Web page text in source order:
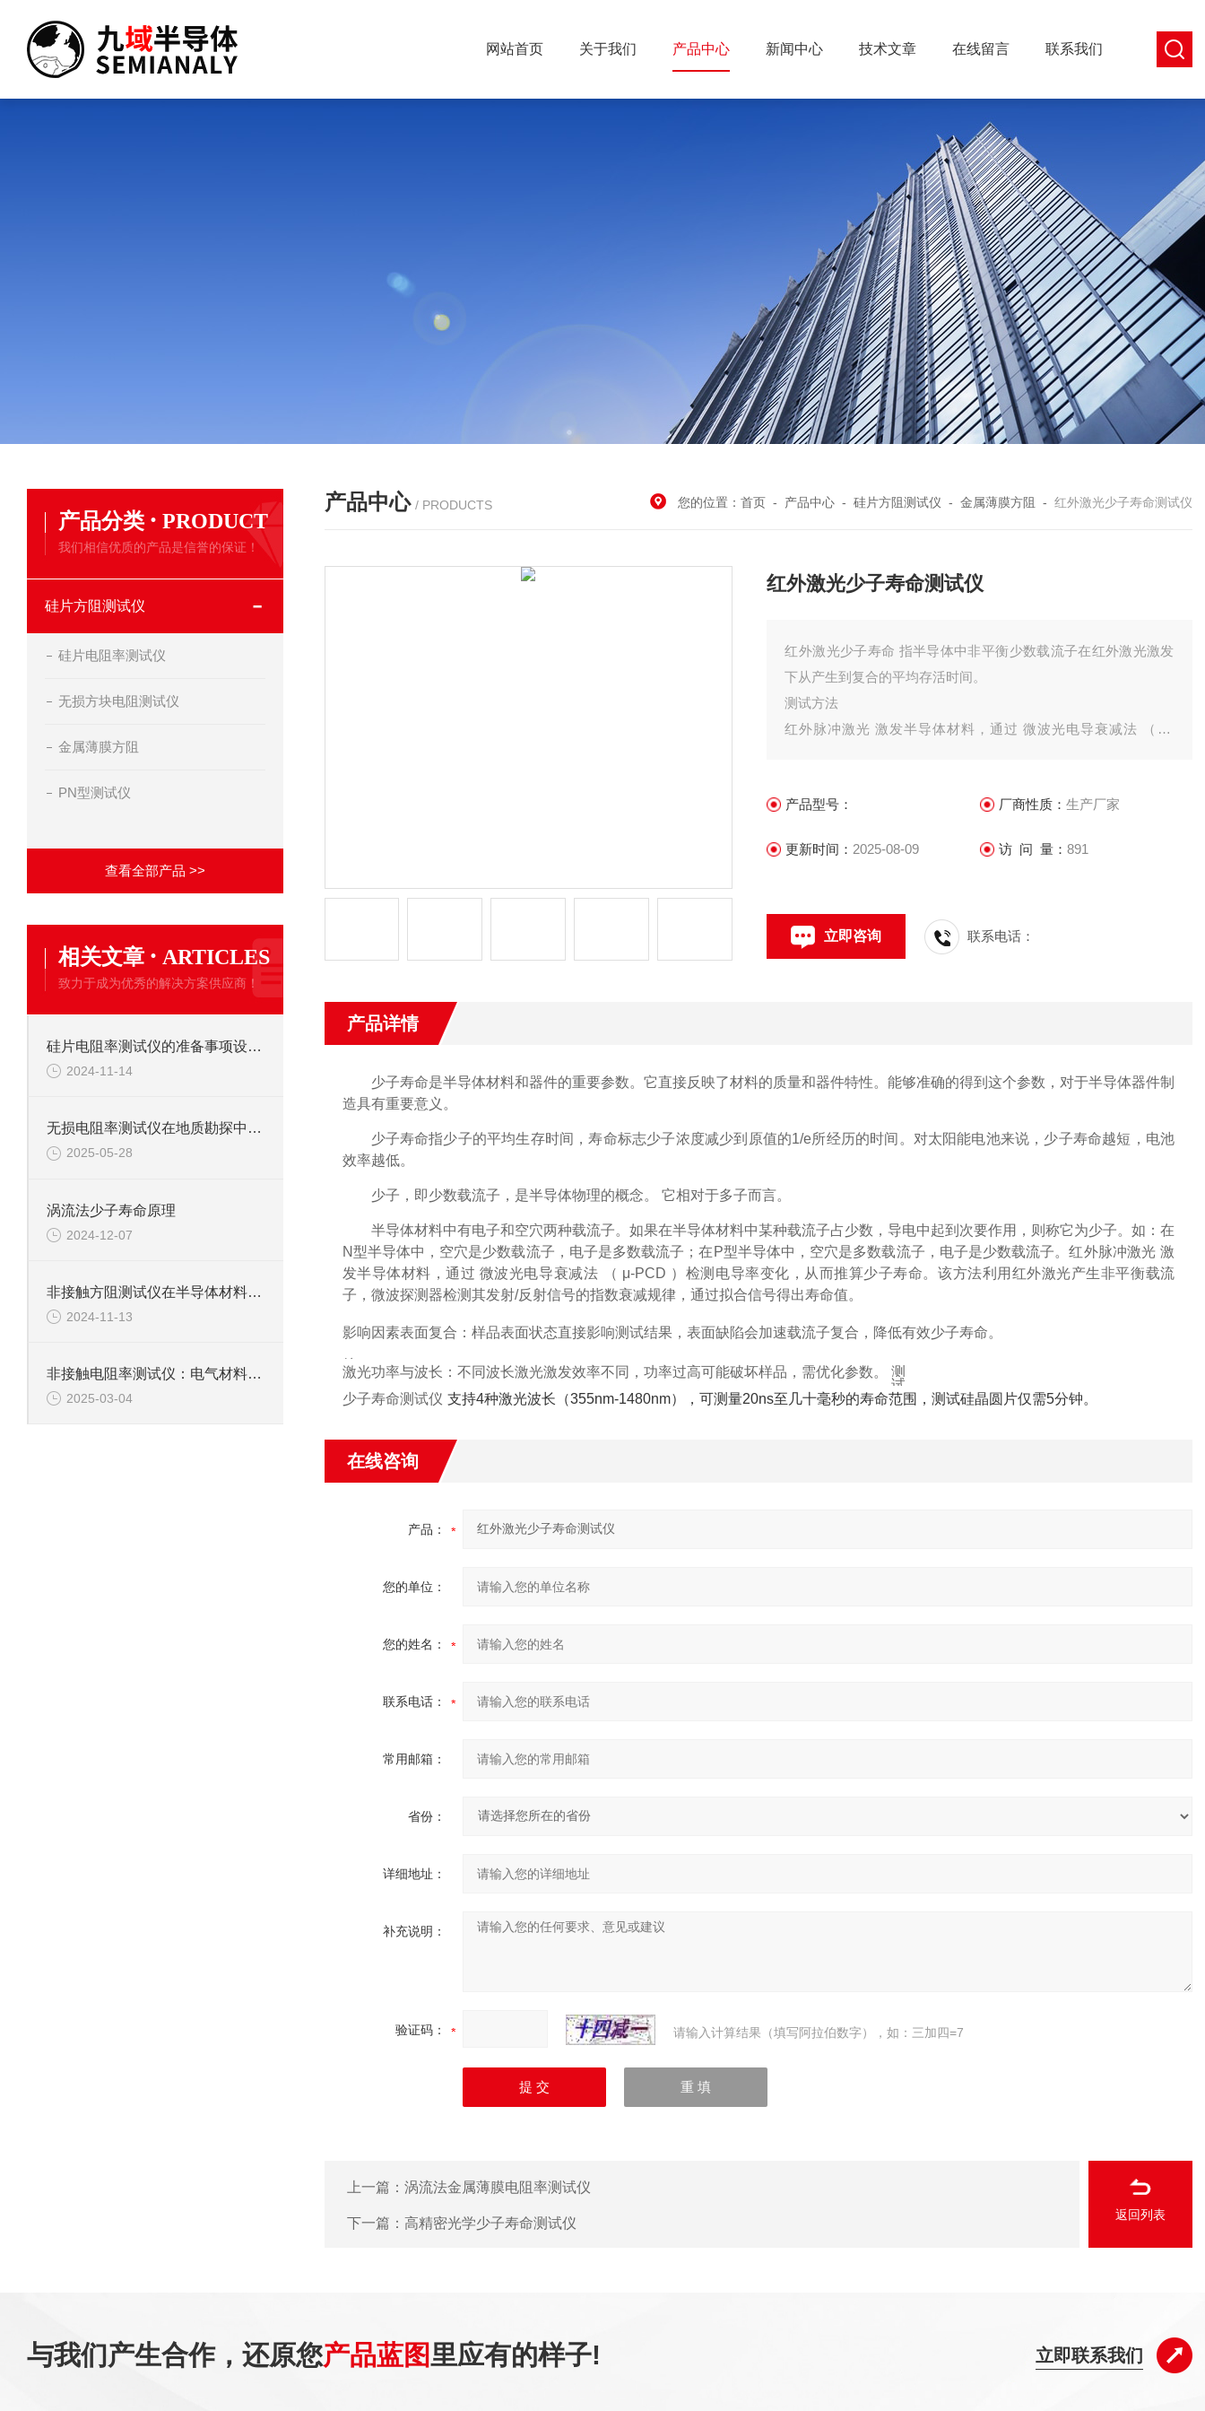
网站首页 关于我们 产品中心 新闻中心 技术文章 在线留言 联系我们
产品分类 · PRODUCT
我们相信优质的产品是信誉的保证！
硅片方阻测试仪
硅片电阻率测试仪
无损方块电阻测试仪
金属薄膜方阻
PN型测试仪
查看全部产品 >>
相关文章 · ARTICLES
致力于成为优秀的解决方案供应商！
硅片电阻率测试仪的准备事项设置的步骤
2024-11-14
无损电阻率测试仪在地质勘探中的作用
2025-05-28
涡流法少子寿命原理
2024-12-07
非接触方阻测试仪在半导体材料的研发和生产中的作用
2024-11-13
非接触电阻率测试仪：电气材料特性的新一代测量工具
2025-03-04
产品中心 / PRODUCTS 您的位置： 首页 - 产品中心 - 硅片方阻测试仪 - 金属薄膜方阻 - 红外激光少子寿命测试仪
红外激光少子寿命测试仪
红外激光少子寿命 指半导体中非平衡少数载流子在红外激光激发
下从产生到复合的平均存活时间。 ‌
测试方法
红外脉冲激光 激发半导体材料，通过 微波光电导衰减法 （ μ-
减规律，通过拟合信号得出寿命值。
产品型号： 厂商性质： 生产厂家
更新时间： 2025-08-09 访 问 量： 891
立即咨询 联系电话：
产品详情
少子寿命是半导体材料和器件的重要参数。它直接反映了材料的质量和器件特性。能够准确的得到这个参数，对于半导体器件制
造具有重要意义。
少子寿命指少子的平均生存时间，寿命标志少子浓度减少到原值的1/e所经历的时间。对太阳能电池来说，少子寿命越短，电池
效率越低。
少子，即少数载流子 ，是半导体物理的概念。 它相对于多子而言。
半导体材料中有电子和空穴两种载流子。如果在半导体材料中某种载流子占少数，导电中起到次要作用，则称它为少子。如：在
N型半导体中，空穴是少数载流子，电子是多数载流子；在 P型半导体中，空穴是多数载流子，电子是少数载流子。红外脉冲激光 激
发半导体材料，通过 微波光电导衰减法 （ μ-PCD ）检测电导率变化，从而推算少子寿命。该方法利用红外激光产生非平衡载流
子，微波探测器检测其发射/反射信号的指数衰减规律，通过拟合信号得出寿命值。
影响因素表面复合 ‌：样品表面状态直接影响测试结果，表面缺陷会加速载流子复合，降低有效少子寿命。 ‌
掺
杂
浓
度‌：
或
n
型
激光功率与波长 ‌：不同波长激光激发效率不同，功率过高可能破坏样品，需优化参数。 ‌ 测
试
设
备
少子寿命测试仪 支持4种激光波长（355nm-1480nm），可测量20ns至几十毫秒的寿命范围，测试硅晶圆片仅需5分钟。 ‌
在线咨询
产品：
您的单位：
您的姓名：
联系电话：
常用邮箱：
省份：
详细地址：
补充说明：
验证码： 请输入计算结果（填写阿拉伯数字），如：三加四=7
上一篇： 涡流法金属薄膜电阻率测试仪
下一篇： 高精密光学少子寿命测试仪
返回列表
与我们产生合作，还原您产品蓝图里应有的样子! 立即联系我们